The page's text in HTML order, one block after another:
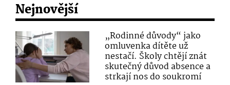
Nejnovější
„Rodinné důvody“ jako
omluvenka dítěte už
nestačí. Školy chtějí znát
skutečný důvod absence a
strkají nos do soukromí